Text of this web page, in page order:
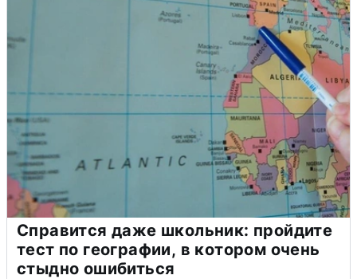
Справится даже школьник: пройдите
тест по географии, в котором очень
стыдно ошибиться